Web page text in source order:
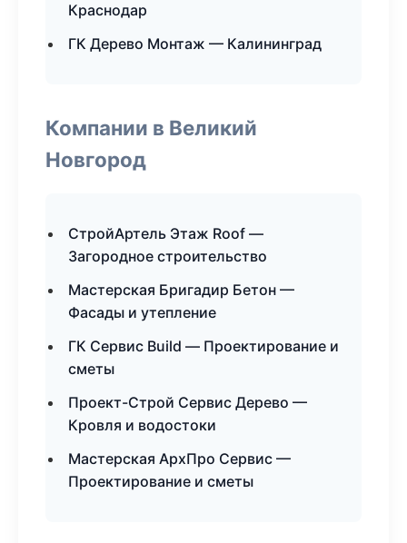
Краснодар
ГК Дерево Монтаж — Калининград
Компании в Великий
Новгород
СтройАртель Этаж Roof —
Загородное строительство
Мастерская Бригадир Бетон —
Фасады и утепление
ГК Сервис Build — Проектирование и
сметы
Проект-Строй Сервис Дерево —
Кровля и водостоки
Мастерская АрхПро Сервис —
Проектирование и сметы